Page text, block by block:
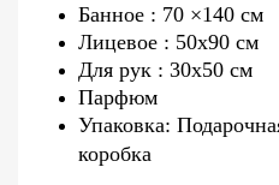
Банное : 70 ×140 см
Лицевое : 50x90 см
Для рук : 30x50 см
Парфюм
Упаковка:
коробка